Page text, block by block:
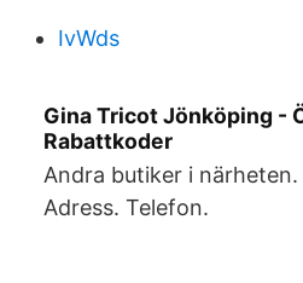
IvWds
Gina Tricot Jönköping -
Rabattkoder
Andra butiker i
Adress. Telefon.